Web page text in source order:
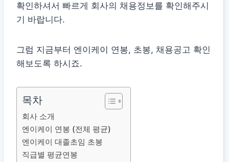
확인하셔서 빠르게 회사의 채용정보를 확인해주시
기 바랍니다.
그럼 지금부터 엔이케이 연봉, 초봉, 채용공고 확인
해보도록 하시죠.
목차
회사 소개
엔이케이 연봉 (전체 평균)
엔이케이 대졸초임 초봉
직급별 평균연봉